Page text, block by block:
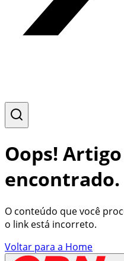
Oops!
encontrado.
O conteúdo que você
o link está incorreto.
Voltar para a Home